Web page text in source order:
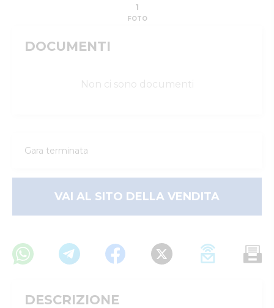
1
FOTO
DOCUMENTI
Non ci sono documenti
Gara terminata
VAI AL SITO DELLA VENDITA
DESCRIZIONE